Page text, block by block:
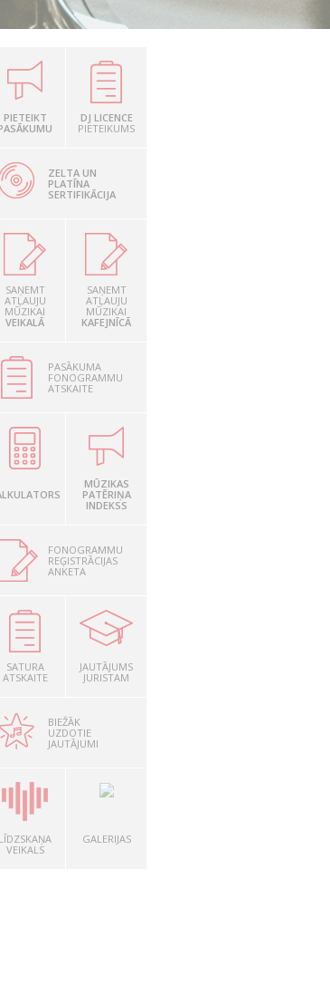
PIETEIKT
DJ LICENCE
PIETEIKUMS
ZELTA UN
PLATĪNA
SERTIFIKĀCIJA
SAŅEMT
ATĻAUJU
MŪZIKAI
VEIKALĀ
SAŅEMT
ATĻAUJU
MŪZIKAI
KAFEJNĪCĀ
PASĀKUMA
FONOGRAMMU
ATSKAITE
MŪZIKAS
PATĒRIŅA
INDEKSS
FONOGRAMMU
REĢISTRĀCIJAS
ANKETA
SATURA
ATSKAITE
JAUTĀJUMS
JURISTAM
BIEŽĀK
UZDOTIE
JAUTĀJUMI
LĪDZSKAŅA
VEIKALS
GALERIJAS